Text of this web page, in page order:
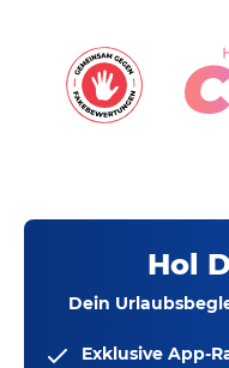
Hol
Dein
Exklusive App-